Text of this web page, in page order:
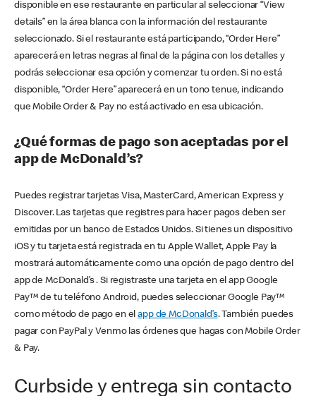
disponible en ese restaurante en particular al seleccionar “View
details” en la área blanca con la información del restaurante
seleccionado. Si el restaurante está participando, “Order Here”
aparecerá en letras negras al final de la página con los detalles y
podrás seleccionar esa opción y comenzar tu orden. Si no está
disponible, “Order Here” aparecerá en un tono tenue, indicando
que Mobile Order & Pay no está activado en esa ubicación.
¿Qué formas de pago son aceptadas por el
app de McDonald’s?
Puedes registrar tarjetas Visa, MasterCard, American Express y
Discover. Las tarjetas que registres para hacer pagos deben ser
emitidas por un banco de Estados Unidos. Si tienes un dispositivo
iOS y tu tarjeta está registrada en tu Apple Wallet, Apple Pay la
mostrará automáticamente como una opción de pago dentro del
app de McDonald’s . Si registraste una tarjeta en el app Google
Pay™ de tu teléfono Android, puedes seleccionar Google Pay™
como método de pago en elapp de McDonald’s. También puedes
pagar con PayPal y Venmo las órdenes que hagas con Mobile Order
& Pay.
Curbside y entrega sin contacto